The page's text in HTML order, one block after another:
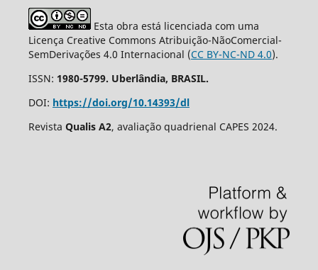
Esta obra está licenciada com uma
Licença Creative Commons Atribuição-NãoComercial-
SemDerivações 4.0 Internacional (CC BY-NC-ND 4.0).
ISSN: 1980-5799. Uberlândia, BRASIL.
DOI: https://doi.org/10.14393/dl
Revista Qualis A2, avaliação quadrienal CAPES 2024.